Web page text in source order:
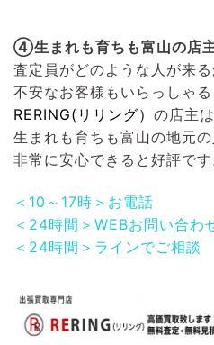
④生まれも育ちも富山の店
査定員がどのような人が来
不安なお客様もいらっしゃる
RERING(リリング） の店主は
生まれも育ちも富山の地元
非常に安心できると好評です
＜10～17時＞お電話
＜24時間＞WEBお問い合わ
＜24時間＞ラインでご相談